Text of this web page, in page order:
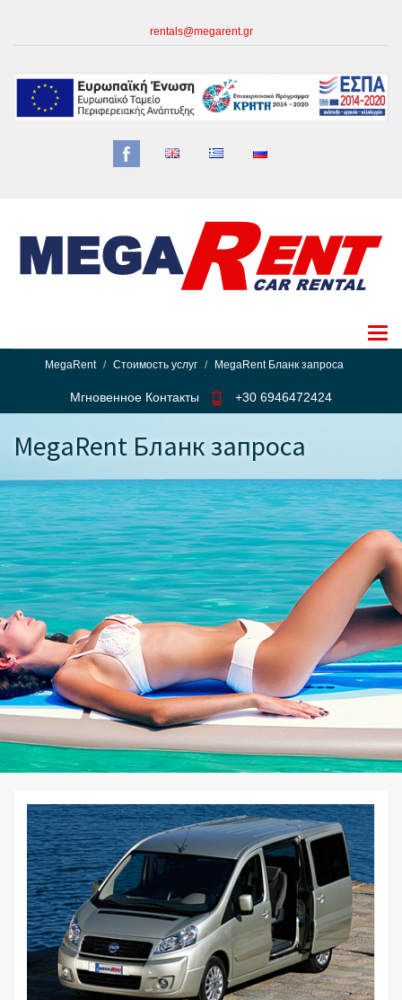
rentals@megarent.gr
MegaRent Стоимость услуг MegaRent Бланк запроса
Мгновенное Контакты +30 6946472424
MegaRent Бланк запроса